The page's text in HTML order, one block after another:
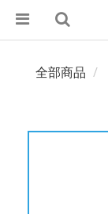
全部商品